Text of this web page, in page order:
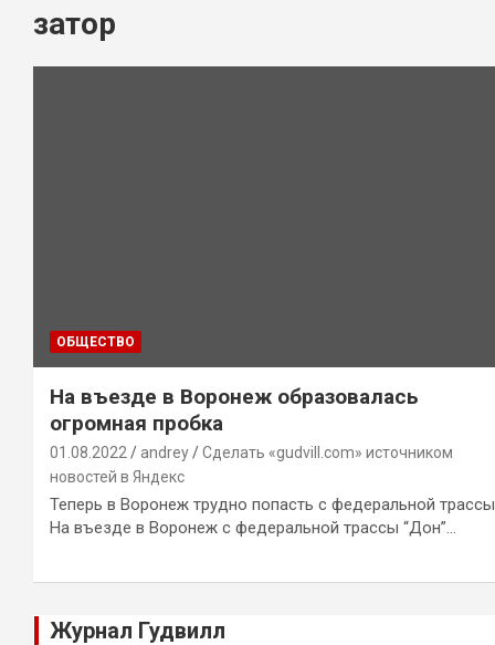
затор
ОБЩЕСТВО
На въезде в Воронеж образовалась
огромная пробка
01.08.2022 andrey
Сделать «gudvill.com» источником
новостей в Яндекс
Теперь в Воронеж трудно попасть с федеральной трассы
На въезде в Воронеж с федеральной трассы “Дон”…
Журнал Гудвилл